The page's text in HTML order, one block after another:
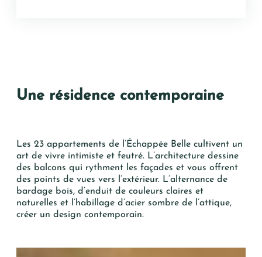
Oui, je souhaite être alerté(e) des
ENVOYER
Une résidence contemporaine
Les 23 appartements de l’Échappée Belle cultivent un
art de vivre intimiste et feutré. L’architecture dessine
des balcons qui rythment les façades et vous offrent
des points de vues vers l’extérieur. L’alternance de
bardage bois, d’enduit de couleurs claires et
naturelles et l’habillage d’acier sombre de l’attique,
créer un design contemporain.